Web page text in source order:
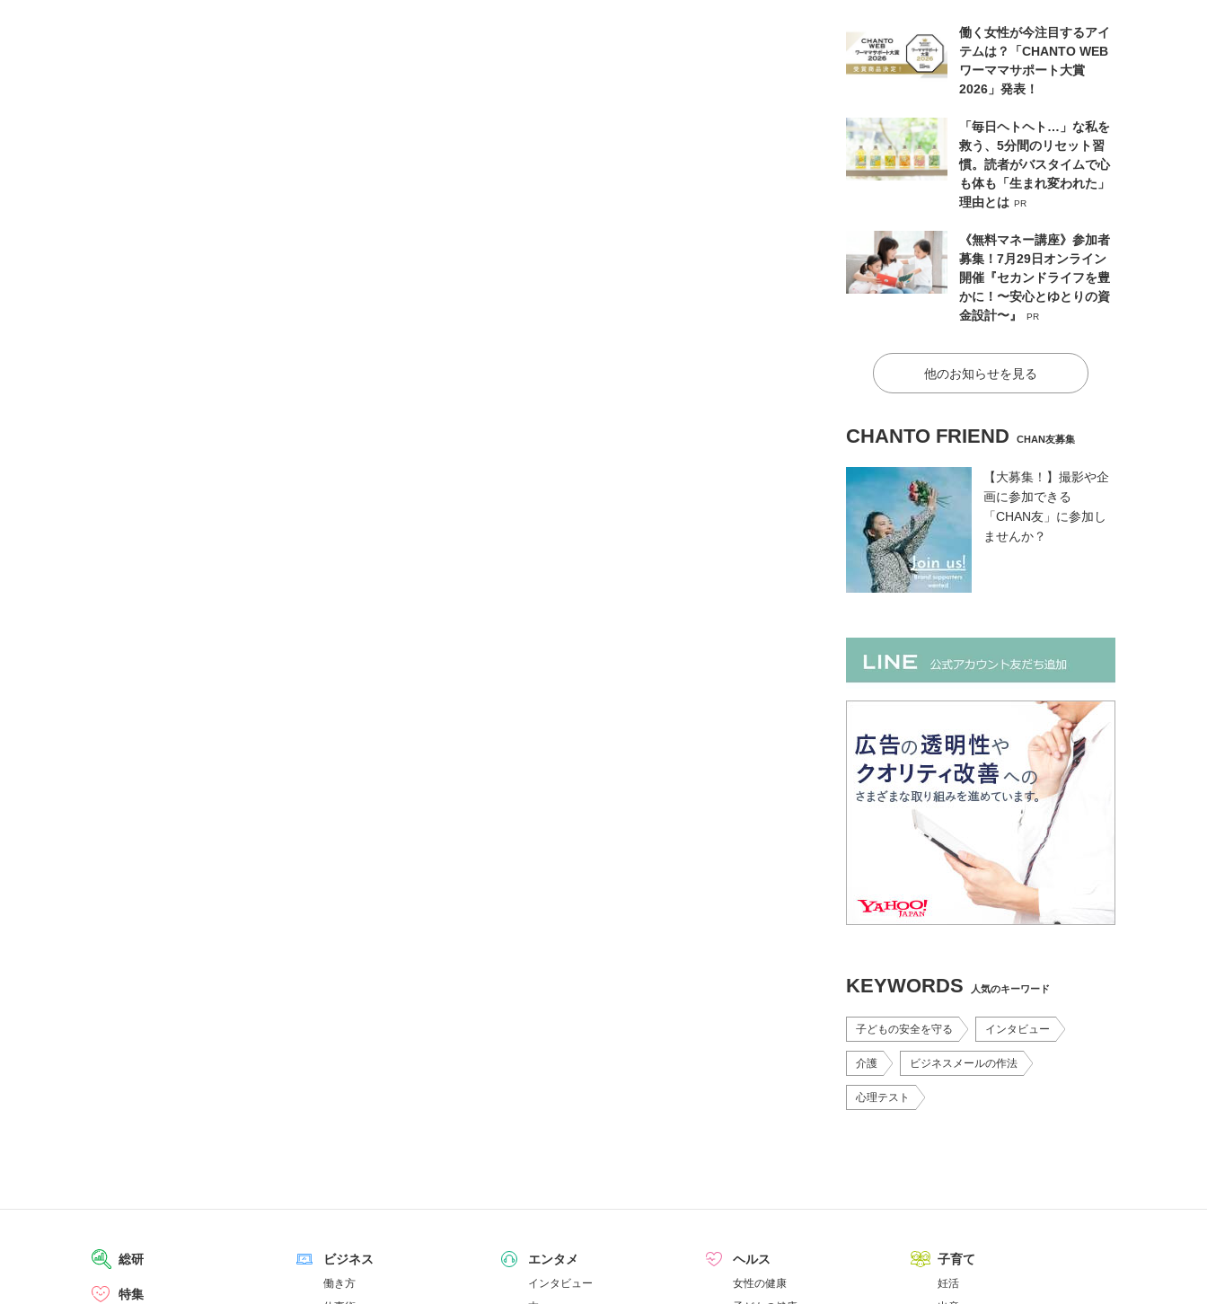
働く女性が今注目するアイ
テムは？「CHANTO WEB
ワーママサポート大賞
2026」発表！
「毎日ヘトヘト…」な私を
救う、5分間のリセット習
慣。読者がバスタイムで心
も体も「生まれ変われた」
理由とは PR
《無料マネー講座》参加者
募集！7月29日オンライン
開催『セカンドライフを豊
かに！〜安心とゆとりの資
金設計〜』
PR
他のお知らせを見る
CHANTO FRIEND CHAN友募集
【大募集！】撮影や企
画に参加できる
「CHAN友」に参加し
ませんか？
KEYWORDS 人気のキーワード
子どもの安全を守る インタビュー
介護 ビジネスメールの作法
心理テスト
総研
特集
ビジネス
働き方
エンタメ
インタビュー
ヘルス
女性の健康
子育て
妊活